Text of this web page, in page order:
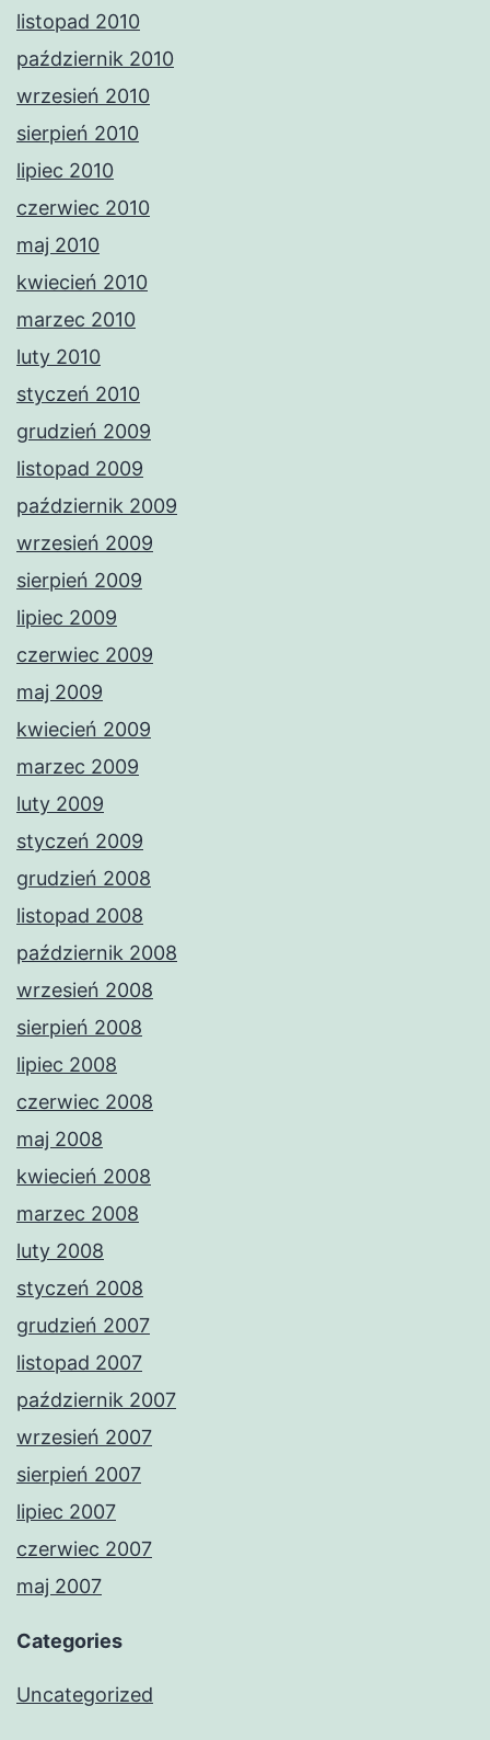
listopad 2010
październik 2010
wrzesień 2010
sierpień 2010
lipiec 2010
czerwiec 2010
maj 2010
kwiecień 2010
marzec 2010
luty 2010
styczeń 2010
grudzień 2009
listopad 2009
październik 2009
wrzesień 2009
sierpień 2009
lipiec 2009
czerwiec 2009
maj 2009
kwiecień 2009
marzec 2009
luty 2009
styczeń 2009
grudzień 2008
listopad 2008
październik 2008
wrzesień 2008
sierpień 2008
lipiec 2008
czerwiec 2008
maj 2008
kwiecień 2008
marzec 2008
luty 2008
styczeń 2008
grudzień 2007
listopad 2007
październik 2007
wrzesień 2007
sierpień 2007
lipiec 2007
czerwiec 2007
maj 2007
Categories
Uncategorized